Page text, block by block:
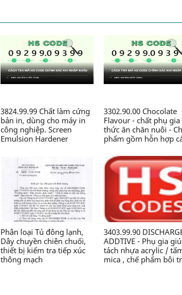
3824.99.99 Chất làm cứng
bản in, dùng cho máy in
công nghiệp. Screen
Emulsion Hardener
Chế phẩm hóa học thành
phần có chứa Glyoxal, axit
HCl..., dạng lỏng, dùng
trong công nghiệp in -
Công ty TNHH Nhãn mác
và Bao bì Maxim Việt Nam
3302.90.00 Chocolate
Flavour - chất phụ gia
thức ăn chăn nuôi -
phẩm gồm hỗn hợp
dioxit,.., dạng bột,
gói 2kg/túi, dùng
sản xuất thức ăn chăn
nuôi - Công ty TNHH
CN Chăn nuôi Nguyên
Xương
Phân loại Tủ đông lạnh,
Dây chuyền chiên chuối,
thiết bị kiểm tra tiếp xúc
thông mạch
3403.99.90
ADDTIVE - Phụ gia
tách nhựa acrylic /
mica , chế phẩm bôi